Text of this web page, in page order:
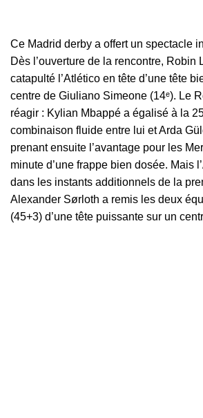
Ce Madrid derby a offert un spectacle
Dès l’ouverture de la rencontre, Robin
catapulté l’Atlético en tête d’une tête
centre de Giuliano Simeone (14ᵉ). Le
réagir : Kylian Mbappé a égalisé à la
combinaison fluide entre lui et Arda
prenant ensuite l’avantage pour les
minute d’une frappe bien dosée. Mais
dans les instants additionnels de la
Alexander Sørloth a remis les deux
(45+3) d’une tête puissante sur un